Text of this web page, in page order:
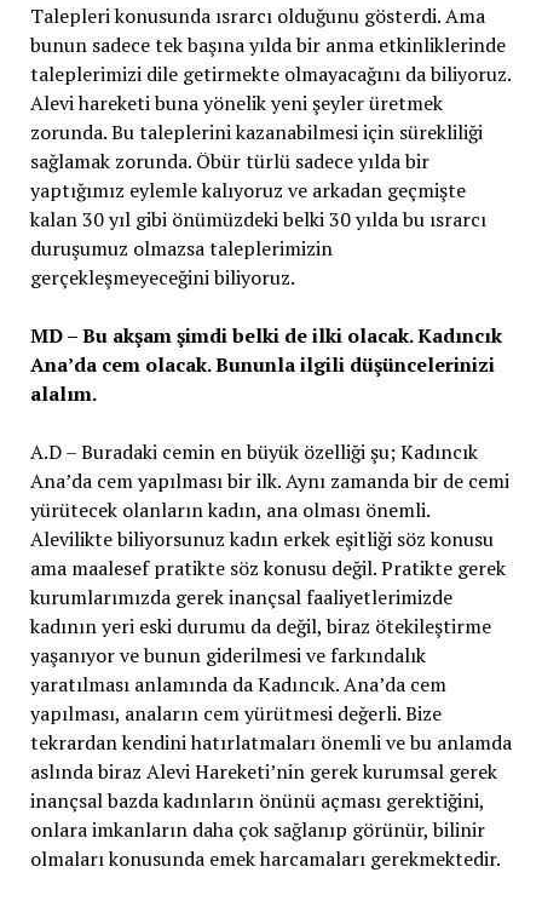
Talepleri konusunda ısrarcı olduğunu gösterdi. Ama
bunun sadece tek başına yılda bir anma etkinliklerinde
taleplerimizi dile getirmekte olmayacağını da biliyoruz.
Alevi hareketi buna yönelik yeni şeyler üretmek
zorunda. Bu taleplerini kazanabilmesi için sürekliliği
sağlamak zorunda. Öbür türlü sadece yılda bir
yaptığımız eylemle kalıyoruz ve arkadan geçmişte
kalan 30 yıl gibi önümüzdeki belki 30 yılda bu ısrarcı
duruşumuz olmazsa taleplerimizin
gerçekleşmeyeceğini biliyoruz.
MD – Bu akşam şimdi belki de ilki olacak. Kadıncık
Ana’da cem olacak. Bununla ilgili düşüncelerinizi
alalım.
A.D – Buradaki cemin en büyük özelliği şu; Kadıncık
Ana’da cem yapılması bir ilk. Aynı zamanda bir de cemi
yürütecek olanların kadın, ana olması önemli.
Alevilikte biliyorsunuz kadın erkek eşitliği söz konusu
ama maalesef pratikte söz konusu değil. Pratikte gerek
kurumlarımızda gerek inançsal faaliyetlerimizde
kadının yeri eski durumu da değil, biraz ötekileştirme
yaşanıyor ve bunun giderilmesi ve farkındalık
yaratılması anlamında da Kadıncık. Ana’da cem
yapılması, anaların cem yürütmesi değerli. Bize
tekrardan kendini hatırlatmaları önemli ve bu anlamda
aslında biraz Alevi Hareketi’nin gerek kurumsal gerek
inançsal bazda kadınların önünü açması gerektiğini,
onlara imkanların daha çok sağlanıp görünür, bilinir
olmaları konusunda emek harcamaları gerekmektedir.